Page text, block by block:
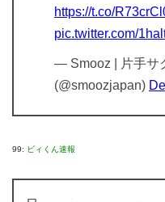
https://t.co/
pic.twitter.com/
— Smooz | 片手サ
(@smoozjapan)
99: ビィくん速報